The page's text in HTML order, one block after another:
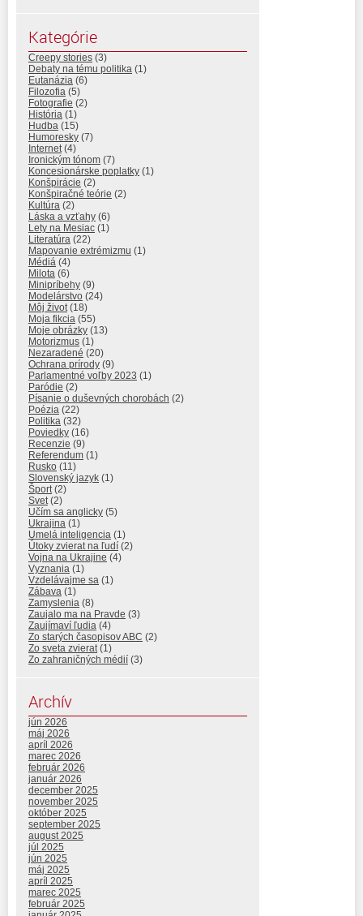
Kategórie
Creepy stories (3)
Debaty na tému politika (1)
Eutanázia (6)
Filozofia (5)
Fotografie (2)
História (1)
Hudba (15)
Humoresky (7)
Internet (4)
Ironickým tónom (7)
Koncesionárske poplatky (1)
Konšpirácie (2)
Konšpiračné teórie (2)
Kultúra (2)
Láska a vzťahy (6)
Lety na Mesiac (1)
Literatúra (22)
Mapovanie extrémizmu (1)
Médiá (4)
Milota (6)
Minipríbehy (9)
Modelárstvo (24)
Môj život (18)
Moja fikcia (55)
Moje obrázky (13)
Motorizmus (1)
Nezaradené (20)
Ochrana prírody (9)
Parlamentné voľby 2023 (1)
Paródie (2)
Písanie o duševných chorobách (2)
Poézia (22)
Politika (32)
Poviedky (16)
Recenzie (9)
Referendum (1)
Rusko (11)
Slovenský jazyk (1)
Šport (2)
Svet (2)
Učím sa anglicky (5)
Ukrajina (1)
Umelá inteligencia (1)
Útoky zvierat na ľudí (2)
Vojna na Ukrajine (4)
Vyznania (1)
Vzdelávajme sa (1)
Zábava (1)
Zamyslenia (8)
Zaujalo ma na Pravde (3)
Zaujímaví ľudia (4)
Zo starých časopisov ABC (2)
Zo sveta zvierat (1)
Zo zahraničných médií (3)
Archív
jún 2026
máj 2026
apríl 2026
marec 2026
február 2026
január 2026
december 2025
november 2025
október 2025
september 2025
august 2025
júl 2025
jún 2025
máj 2025
apríl 2025
marec 2025
február 2025